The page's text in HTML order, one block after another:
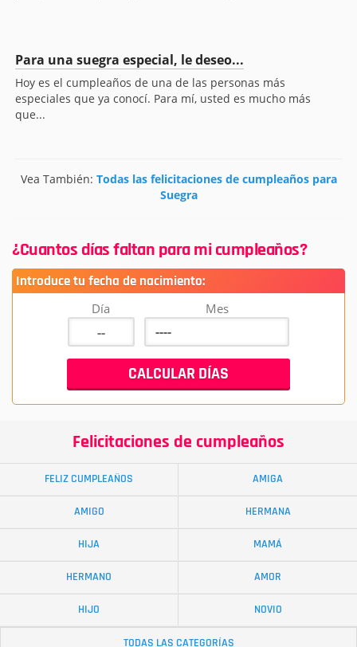
Para una suegra especial, le deseo...
Hoy es el cumpleaños de una de las personas más
especiales que ya conocí. Para mí, usted es mucho más
que...
Vea También: Todas las felicitaciones de cumpleaños para
Suegra
¿Cuantos días faltan para mi cumpleaños?
Introduce tu fecha de nacimiento:
Día Mes
Felicitaciones de cumpleaños
FELIZ CUMPLEAÑOS AMIGA
AMIGO HERMANA
HIJA MAMÁ
HERMANO AMOR
HIJO NOVIO
TODAS LAS CATEGORÍAS